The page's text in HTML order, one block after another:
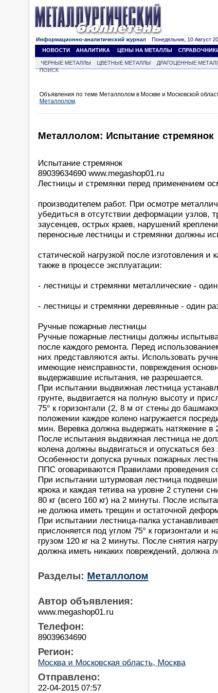
Информационно-аналитический журнал Понедельник, 10 Август
НОВОСТИ
АНАЛИТИКА ЦЕНЫ НА МЕТАЛЛЫ
ЧЕРНЫЕ МЕТАЛЛЫ ЦВЕТНЫЕ МЕТАЛЛЫ
ДРАГОЦЕННЫЕ
ПОИСК
Объявления по теме Металлолом в Москве и Московской
Металлолом.
Металлолом: Испытание стремянок
Испытание стремянок
89039634690 www.megashop01.ru
Лестницы и стремянки перед применением
производителем работ. При осмотре
убедиться в отсутствии деформации узлов,
заусенцев, острых краев, нарушений
переносные лестницы и стремянки должны
статической нагрузкой после изготовления и
также в процессе эксплуатации:
- лестницы и стремянки металлические -
- лестницы и стремянки деревянные - один
Ручные пожарные лестницы
Ручные пожарные лестницы должны
после каждого ремонта. Перед
них представляются акты. Использовать
имеющие неисправности, повреждения
выдержавшие испытания, не разрешается.
При испытании выдвижная лестница
грунте, выдвигается на полную высоту и
75° к горизонтали (2, 8 м от стены до
положении каждое колено нагружается
мин. Веревка должна выдержать натяжение в
После испытания выдвижная лестница не
колена должны выдвигаться и опускаться без
Особенности допуска ручных пожарных
ППС оговариваются Правилами проведения
При испытании штурмовая лестница
крюка и каждая тетива на уровне 2 ступени
80 кг (всего 160 кг) на 2 минуты. После
не должна иметь трещин и остаточной
При испытании лестница-палка
прислоняется под углом 75° к горизонтали и
грузом 120 кг на 2 минуты. После снятия
должна иметь никаких повреждений, должна
Разделы: Металлолом
Автор объявления:
www.megashop01.ru
Телефон:
89039634690
Регион:
Москва и Московская область, Москва
Отправлено:
22-04-2015 07:57